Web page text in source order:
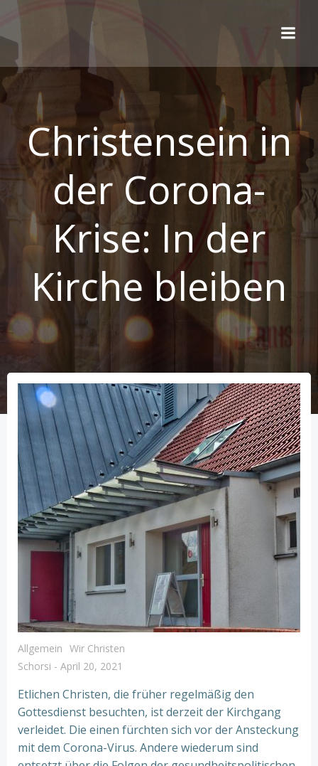
Christensein in
der Corona-
Krise: In der
Kirche bleiben
Allgemein Wir Christen
Schorsi - April 20, 2021
Etlichen Christen, die früher regelmäßig den
Gottesdienst besuchten, ist derzeit der Kirchgang
verleidet. Die einen fürchten sich vor der Ansteckung
mit dem Corona-Virus. Andere wiederum sind